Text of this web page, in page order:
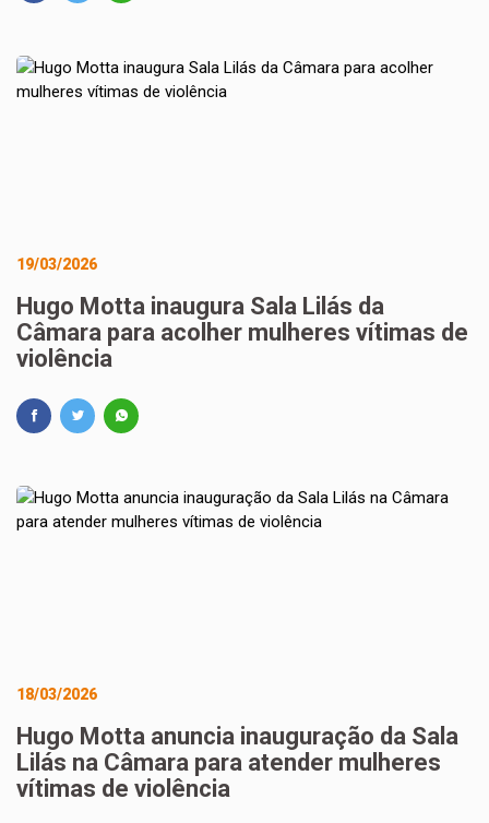
19/03/2026
Hugo Motta inaugura Sala Lilás da
Câmara para acolher mulheres vítimas de
violência
18/03/2026
Hugo Motta anuncia inauguração da Sala
Lilás na Câmara para atender mulheres
vítimas de violência